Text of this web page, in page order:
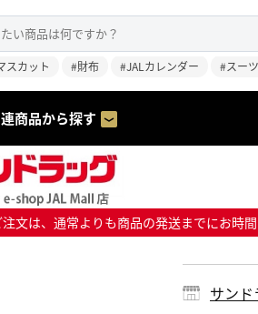
スカット #財布 #JALカレンダー #スー
商品から探す
は、通常よりも商品の発送までにお時
サン